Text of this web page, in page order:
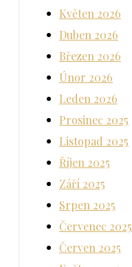
Květen 2026
Duben 2026
Březen 2026
Únor 2026
Leden 2026
Prosinec 2025
Listopad 2025
Říjen 2025
Září 2025
Srpen 2025
Červenec 2025
Červen 2025